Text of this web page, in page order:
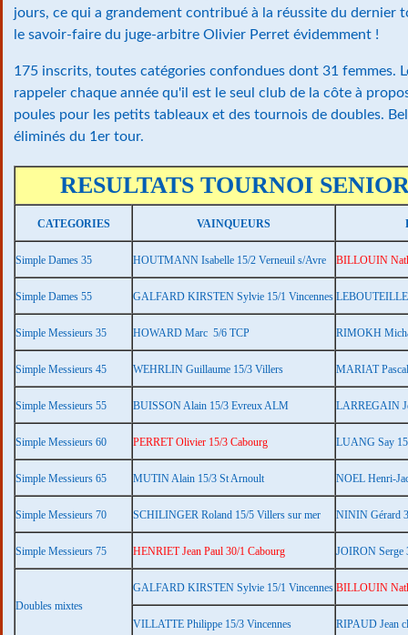
jours, ce qui a grandement contribué à la réussite du dernier
le savoir-faire du juge-arbitre Olivier Perret évidemment !
175 inscrits, toutes catégories confondues dont 31 femmes.
rappeler chaque année qu'il est le seul club de la côte à
poules pour les petits tableaux et des tournois de doubles.
éliminés du 1er tour.
RESULTATS TOURNOI
CATEGORIES VAINQUEURS
Simple Dames 35 HOUTMANN Isabelle 15/2 Verneuil s/Avre BILLOUIN
Simple Dames 55 GALFARD KIRSTEN Sylvie 15/1 Vincennes
Simple Messieurs 35 HOWARD Marc 5/6 TCP RIMOKH
Simple Messieurs 45 WEHRLIN Guillaume 15/3 Villers MARIAT
Simple Messieurs 55 BUISSON Alain 15/3 Evreux ALM LARREGAIN
Simple Messieurs 60 PERRET Olivier 15/3 Cabourg LUANG Say
Simple Messieurs 65 MUTIN Alain 15/3 St Arnoult NOEL Henri-
Simple Messieurs 70 SCHILINGER Roland 15/5 Villers sur mer NININ Gérard
Simple Messieurs 75 HENRIET Jean Paul 30/1 Cabourg JOIRON Serge
Doubles mixtes
GALFARD KIRSTEN Sylvie 15/1 Vincennes BILLOUIN
VILLATTE Philippe 15/3 Vincennes RIPAUD Jean